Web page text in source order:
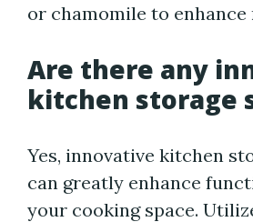
or chamomile to enhance
Are there any
kitchen storage
Yes, innovative kitchen
can greatly enhance
your cooking space.